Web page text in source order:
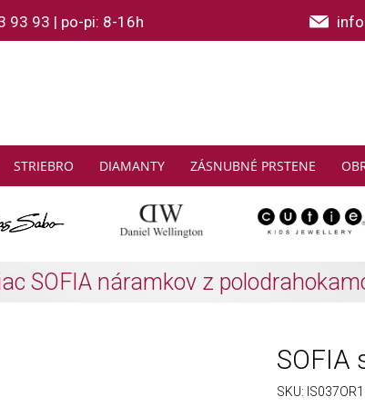
93 93 | po-pi: 8-16h
STRIEBRO DIAMANTY ZÁSNUBNÉ PRSTENE
SABO: Zbierajte a ušetrite Zistiť viac
SOFIA
SKU: